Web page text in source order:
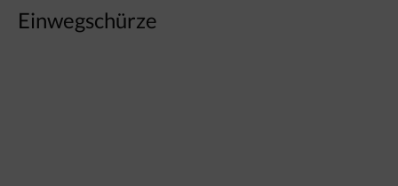
Einwegschürze